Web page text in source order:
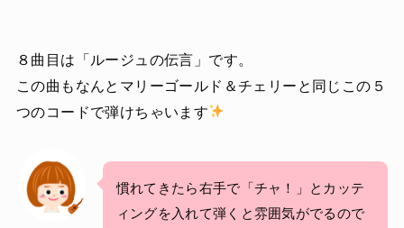
８曲目は「ルージュの伝言」です。
この曲もなんとマリーゴールド＆チェリーと同じこの５
つのコードで弾けちゃいます
慣れてきたら右手で「チャ！」とカッテ
ィングを入れて弾くと雰囲気がでるので